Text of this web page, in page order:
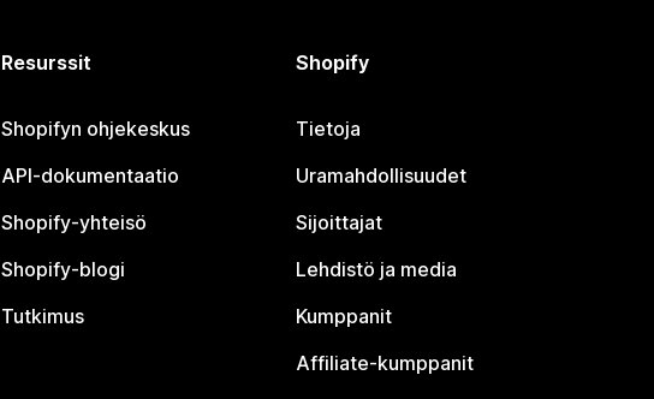
Resurssit
Shopifyn ohjekeskus
API-dokumentaatio
Shopify-yhteisö
Shopify-blogi
Tutkimus
Shopify
Tietoja
Uramahdollisuudet
Sijoittajat
Lehdistö ja media
Kumppanit
Affiliate-kumppanit